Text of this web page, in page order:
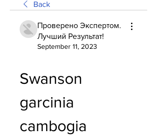
Back
Проверено Экспертом.
Лучший Результат!
September 11, 2023
Swanson
garcinia
cambogia